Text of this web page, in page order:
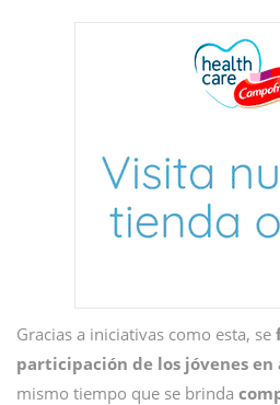
Gracias a iniciativas como esta, se
participación de los jóvenes en
mismo tiempo que se brinda